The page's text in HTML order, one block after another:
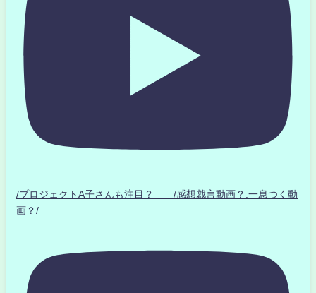
/プロジェクトA子さんも注目？ /感想戯言動画？.一息つく動
画？/